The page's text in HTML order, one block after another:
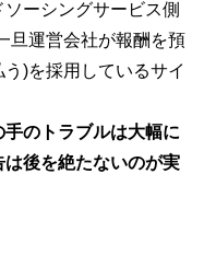
ーシングサービス側
旦運営会社が報酬を預
)を採用しているサイ
のトラブルは大幅に
後を絶たないのが実